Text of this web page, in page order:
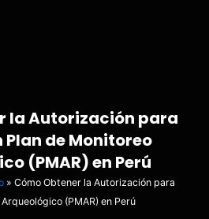
la Autorización para
Plan de Monitoreo
(PMAR) en Perú
» Cómo Obtener la Autorización para
(PMAR) en Perú